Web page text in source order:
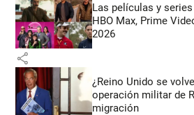
Las películas y
HBO Max, Prime
2026
share
¿Reino Unido se
operación militar de
migración